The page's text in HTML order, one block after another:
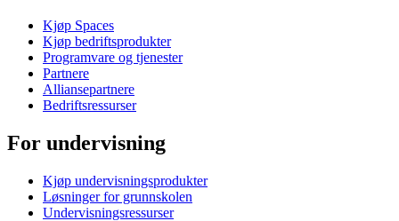
Kjøp Spaces
Kjøp bedriftsprodukter
Programvare og tjenester
Partnere
Alliansepartnere
Bedriftsressurser
For undervisning
Kjøp undervisningsprodukter
Løsninger for grunnskolen
Undervisningsressurser